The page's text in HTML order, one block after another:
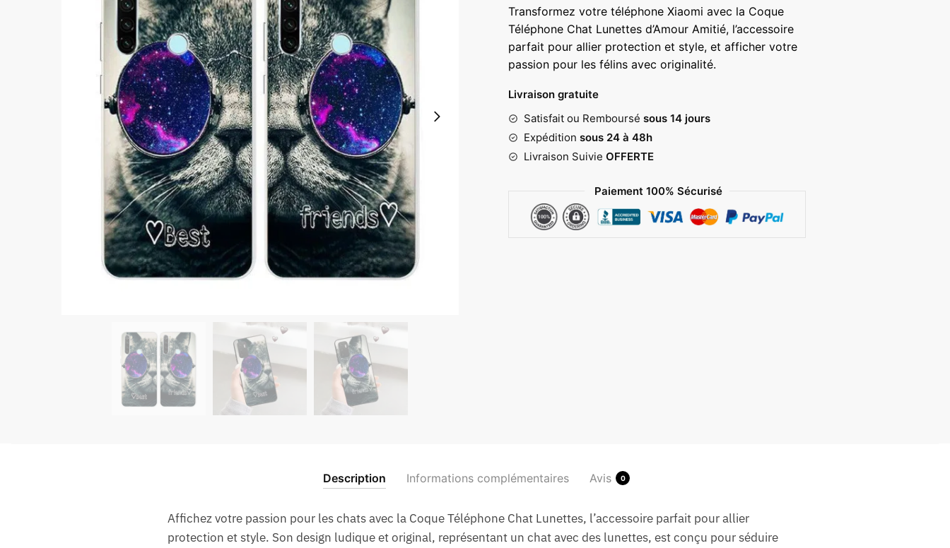
Transformez votre téléphone Xiaomi avec la Coque
Téléphone Chat Lunettes d’Amour Amitié, l’accessoire
parfait pour allier protection et style, et afficher votre
passion pour les félins avec originalité.
Livraison gratuite
Satisfait ou Remboursé sous 14 jours
Expédition sous 24 à 48h
Livraison Suivie OFFERTE
Paiement 100% Sécurisé
Description Informations complémentaires Avis 0
Affichez votre passion pour les chats avec la Coque Téléphone Chat Lunettes, l’accessoire parfait pour allier
protection et style. Son design ludique et original, représentant un chat avec des lunettes, est conçu pour séduire